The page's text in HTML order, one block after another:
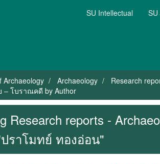
SU Intellectual
Archaeology Archaeology
Research
– โบราณคดี by Author
Research reports -
ราโมทย์ ทองอ่อน"